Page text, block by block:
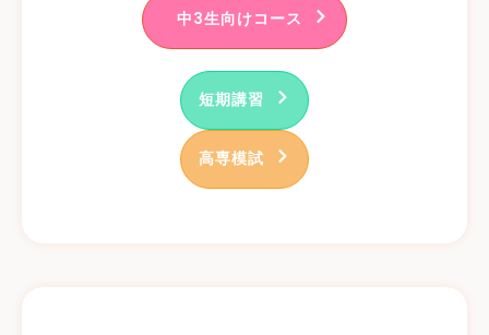
中3生向けコース
短期講習
高専模試